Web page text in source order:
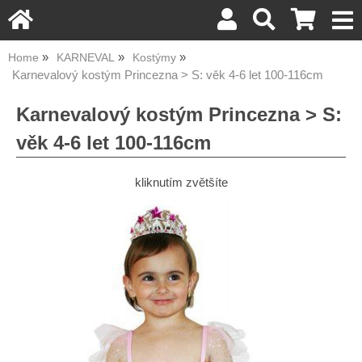
Home KARNEVAL Kostýmy
Karnevalový kostým Princezna > S: věk 4-6 let 100-116cm
Karnevalový kostým Princezna > S:
věk 4-6 let 100-116cm
kliknutím zvětšíte